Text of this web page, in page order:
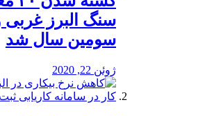
سنگ البرز غربی
سومین سال شد
ژوئن 22, 2020